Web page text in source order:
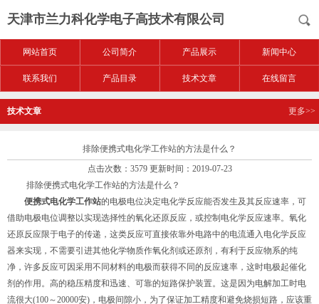
天津市兰力科化学电子高技术有限公司
网站首页 公司简介 产品展示 新闻中心
联系我们 产品目录 技术文章 在线留言
技术文章 更多>>
排除便携式电化学工作站的方法是什么？
点击次数：3579 更新时间：2019-07-23
排除便携式电化学工作站的方法是什么？
便携式电化学工作站的电极电位决定电化学反应能否发生及其反应速率，可
借助电极电位调整以实现选择性的氧化还原反应，或控制电化学反应速率。氧化
还原反应限于电子的传递，这类反应可直接依靠外电路中的电流通入电化学反应
器来实现，不需要引进其他化学物质作氧化剂或还原剂，有利于反应物系的纯
净，许多反应可因采用不同材料的电极而获得不同的反应速率，这时电极起催化
剂的作用。高的稳压精度和迅速、可靠的短路保护装置。这是因为电解加工时电
流很大(100～20000安)，电极间隙小，为了保证加工精度和避免烧损短路，应该重